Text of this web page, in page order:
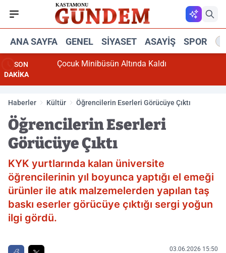
ANA SAYFA GENEL SIYASET ASAYIŞ SPOR
SON
DAKİKA
Çocuk Minibüsün Altında Kaldı
Haberler Kültür Öğrencilerin Eserleri Görücüye Çıktı
Öğrencilerin Eserleri
Görücüye Çıktı
KYK yurtlarında kalan üniversite
öğrencilerinin yıl boyunca yaptığı el emeği
ürünler ile atık malzemelerden yapılan taş
baskı eserler görücüye çıktığı sergi yoğun
ilgi gördü.
03.06.2026 15:50